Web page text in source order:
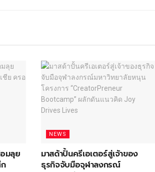
มลุย
NEWS
มาสด้าปั้นครีเอเตอร์สู่เจ้าของ
ธุรกิจจับมือจุฬาลงกรณ์